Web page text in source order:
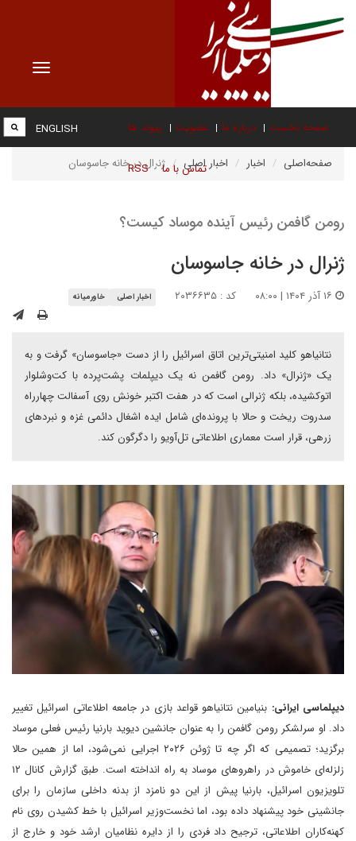
Toggle
صفحه نخست درباره ما عضویت پیوند ها
تماس با ما RSS
ENGLISH
صفحه‌اصلی اخبار اخبار اصلی ژنرال در خانه جاسوسان
رومن گافمن رئیس آینده موساد کیست؟
ژنرال در خانه جاسوسان
کد : ۲۰۳۶۶۳۵ اخبار اصلی خاورمیانه
نتانیاهو کلید امنیتی‌ترین اتاق اسرائیل را از دست «جاسوسان» گرفت و به
یک «ژنرال» داد. رومن گافمن نه یک دیپلمات پشت‌پرده با کت‌وشلوار
اتوکشیده، بلکه ژنرالی است که در هفت اکتبر خونش روی آسفالت چهارراه
سدروت ریخت و حالا با پرونده‌ای شامل ایده اشغال دائمی غزه و نبردهای
زرهی، قرار است معماری اطلاعاتی تل‌آویو را دگرگون کند.
دیپلماسی ایرانی: بنیامین نتانیاهو قواعد بازی در جامعه اطلاعاتی اسرائیل تغییر
داد. او سرلشکر رومن گافمن را به عنوان جانشین دیوید بارنیا رئیس فعلی موساد
برگزید؛ تصمیمی که اگر چه تا ژوئن ۲۰۲۶ اجرایی نمی‌شود، اما از همین حالا
زلزله‌ای خاموش در راهروهای موساد به راه انداخته است. طبق گزارش کانال ۱۲
تلویزیون اسرائیل، بارنیا پیش از این دو نامزد از بدنه داخلی سازمان را برای
جانشینی خود پیشنهاد داده بود، اما نخست‌وزیر اسرائیل با خط کشیدن روی نام
کهنه‌کاران اطلاعاتی، ترجیح داد فردی را از دایره نظامیان ارشد خود و خارج از